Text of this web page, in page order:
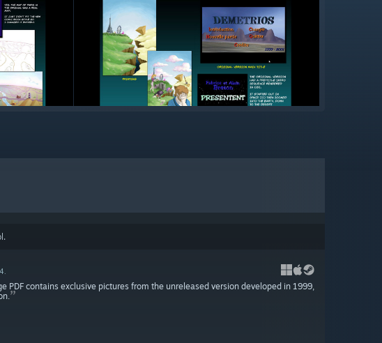
PDF contains exclusive pictures from the unreleased version developed in 1999,